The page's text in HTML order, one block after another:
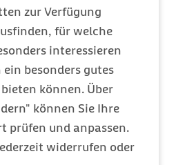
zur Verfügung
für welche
interessieren
besonders gutes
können. Über
können Sie Ihre
prüfen und anpassen.
widerrufen oder
während
ein
ist bei der neuen
(Meldegrund 17)
Kasse ist keine Ende-
ist es für Arbeitgeber